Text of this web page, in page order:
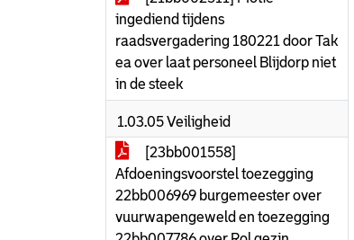
ingediend tijdens
raadsvergadering 180221 door Tak
ea over laat personeel Blijdorp niet
in de steek
1.03.05 Veiligheid
[23bb001558]
Afdoeningsvoorstel toezegging
22bb006969 burgemeester over
vuurwapengeweld en toezegging